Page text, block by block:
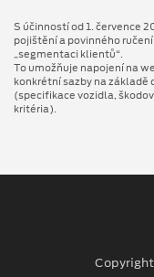
S účinností od 1. července
pojištění a povinného
„segmentaci klientů“.
To umožňuje napojení na
konkrétní sazby na
(specifikace vozidla,
kritéria).